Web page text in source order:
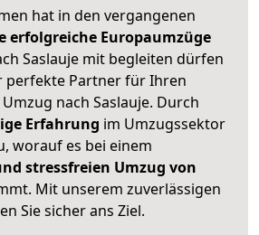
hat in den vergangenen
erfolgreiche Europaumzüge
Saslauje mit begleiten dürfen
perfekte Partner für Ihren
nach Saslauje. Durch
Erfahrung im Umzugssektor
worauf es bei einem
stressfreien Umzug von
Mit unserem zuverlässigen
Sie sicher ans Ziel.